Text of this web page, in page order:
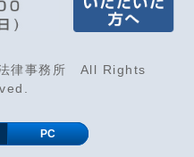
律事務所 All Rights
PC